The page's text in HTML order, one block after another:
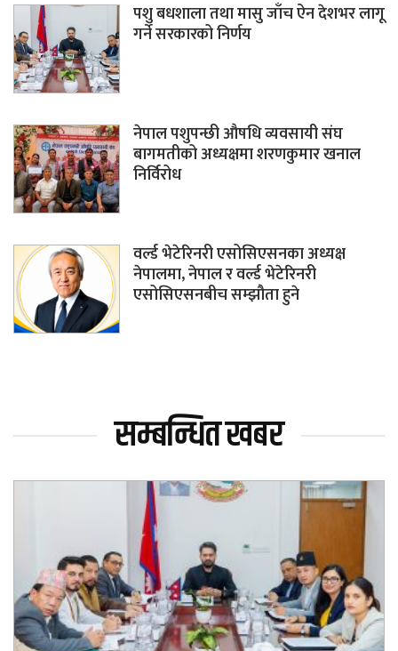
पशु बधशाला तथा मासु जाँच ऐन देशभर लागू
गर्ने सरकारको निर्णय
नेपाल पशुपन्छी औषधि व्यवसायी संघ
बागमतीको अध्यक्षमा शरणकुमार खनाल
निर्विरोध
वर्ल्ड भेटेरिनरी एसोसिएसनका अध्यक्ष
नेपालमा, नेपाल र वर्ल्ड भेटेरिनरी
एसोसिएसनबीच सम्झौता हुने
सम्बन्धित खबर